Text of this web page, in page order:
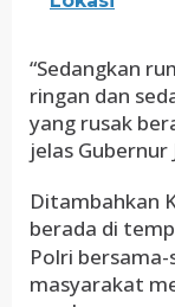
“Sedangkan
ringan dan
yang rusak
jelas
Ditambahkan
berada di
Polri
masyarakat